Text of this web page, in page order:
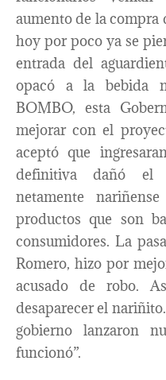
aumento de la compra
hoy por poco ya se
entrada del
opacó a la bebida
BOMBO, esta
mejorar con el
aceptó que
definitiva dañó el
netamente
productos que son
consumidores. La
Romero, hizo por
acusado de robo.
desaparecer el
gobierno lanzaron
funcionó”.